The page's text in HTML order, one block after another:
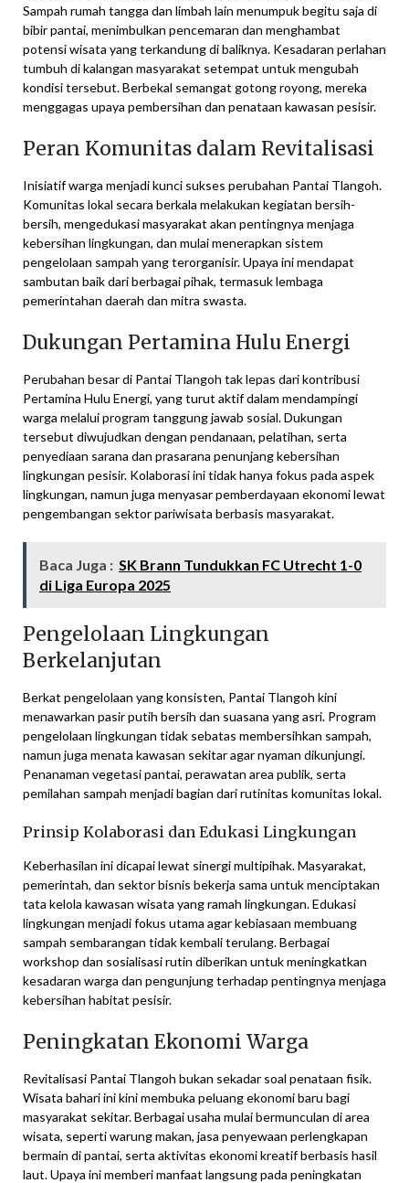
Sampah rumah tangga dan limbah lain menumpuk begitu saja di
bibir pantai, menimbulkan pencemaran dan menghambat
potensi wisata yang terkandung di baliknya. Kesadaran perlahan
tumbuh di kalangan masyarakat setempat untuk mengubah
kondisi tersebut. Berbekal semangat gotong royong, mereka
menggagas upaya pembersihan dan penataan kawasan pesisir.
Peran Komunitas dalam Revitalisasi
Inisiatif warga menjadi kunci sukses perubahan Pantai Tlangoh.
Komunitas lokal secara berkala melakukan kegiatan bersih-
bersih, mengedukasi masyarakat akan pentingnya menjaga
kebersihan lingkungan, dan mulai menerapkan sistem
pengelolaan sampah yang terorganisir. Upaya ini mendapat
sambutan baik dari berbagai pihak, termasuk lembaga
pemerintahan daerah dan mitra swasta.
Dukungan Pertamina Hulu Energi
Perubahan besar di Pantai Tlangoh tak lepas dari kontribusi
Pertamina Hulu Energi, yang turut aktif dalam mendampingi
warga melalui program tanggung jawab sosial. Dukungan
tersebut diwujudkan dengan pendanaan, pelatihan, serta
penyediaan sarana dan prasarana penunjang kebersihan
lingkungan pesisir. Kolaborasi ini tidak hanya fokus pada aspek
lingkungan, namun juga menyasar pemberdayaan ekonomi lewat
pengembangan sektor pariwisata berbasis masyarakat.
Baca Juga : SK Brann Tundukkan FC Utrecht 1-0
di Liga Europa 2025
Pengelolaan Lingkungan
Berkelanjutan
Berkat pengelolaan yang konsisten, Pantai Tlangoh kini
menawarkan pasir putih bersih dan suasana yang asri. Program
pengelolaan lingkungan tidak sebatas membersihkan sampah,
namun juga menata kawasan sekitar agar nyaman dikunjungi.
Penanaman vegetasi pantai, perawatan area publik, serta
pemilahan sampah menjadi bagian dari rutinitas komunitas lokal.
Prinsip Kolaborasi dan Edukasi Lingkungan
Keberhasilan ini dicapai lewat sinergi multipihak. Masyarakat,
pemerintah, dan sektor bisnis bekerja sama untuk menciptakan
tata kelola kawasan wisata yang ramah lingkungan. Edukasi
lingkungan menjadi fokus utama agar kebiasaan membuang
sampah sembarangan tidak kembali terulang. Berbagai
workshop dan sosialisasi rutin diberikan untuk meningkatkan
kesadaran warga dan pengunjung terhadap pentingnya menjaga
kebersihan habitat pesisir.
Peningkatan Ekonomi Warga
Revitalisasi Pantai Tlangoh bukan sekadar soal penataan fisik.
Wisata bahari ini kini membuka peluang ekonomi baru bagi
masyarakat sekitar. Berbagai usaha mulai bermunculan di area
wisata, seperti warung makan, jasa penyewaan perlengkapan
bermain di pantai, serta aktivitas ekonomi kreatif berbasis hasil
laut. Upaya ini memberi manfaat langsung pada peningkatan